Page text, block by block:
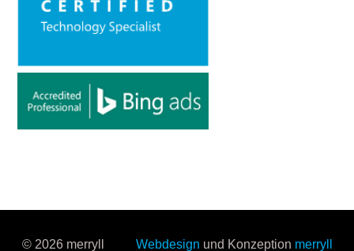
© 2026 merryll Webdesign und Konzeption merryll